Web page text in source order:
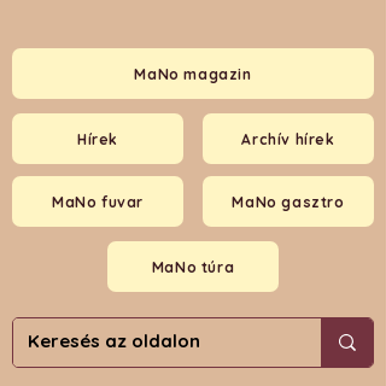
Hírek
MaNo magazin
MaNo fuvar MaNo gasztro
MaNo túra
Archív hírek